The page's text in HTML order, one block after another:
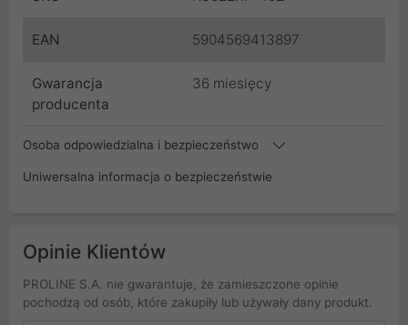
EAN 5904569413897
Gwarancja
producenta
36 miesięcy
Osoba odpowiedzialna i bezpieczeństwo
Uniwersalna informacja o bezpieczeństwie
Opinie Klientów
PROLINE S.A. nie gwarantuje, że zamieszczone opinie
pochodzą od osób, które zakupiły lub używały dany produkt.